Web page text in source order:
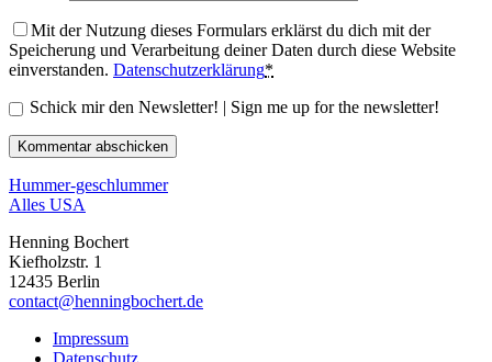
Mit der Nutzung dieses Formulars erklärst du dich mit der
Speicherung und Verarbeitung deiner Daten durch diese Website
einverstanden. Datenschutzerklärung*
Schick mir den Newsletter! | Sign me up for the newsletter!
Hummer-geschlummer
Alles USA
Henning Bochert
Kiefholzstr. 1
12435 Berlin
contact@henningbochert.de
Impressum